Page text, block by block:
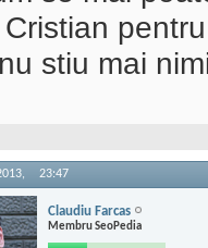
Cristian
stiu mai
23:47
Claudiu Farcas
Membru SeoPedia